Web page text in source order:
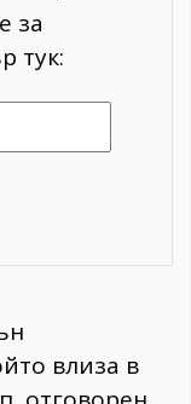
за
тук:
влиза в